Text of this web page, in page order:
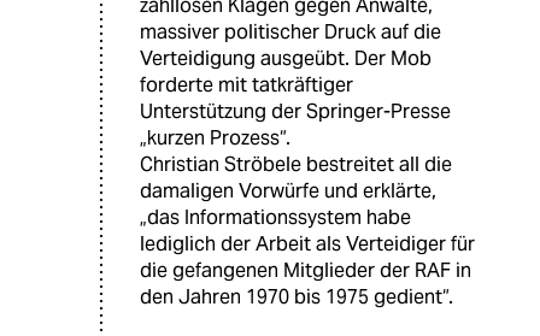
zahllosen Klagen gegen Anwälte,
massiver politischer Druck auf die
Verteidigung ausgeübt. Der Mob
forderte mit tatkräftiger
Unterstützung der Springer-Presse
„kurzen Prozess“.
Christian Ströbele bestreitet all die
damaligen Vorwürfe und erklärte,
„das Informationssystem habe
lediglich der Arbeit als Verteidiger für
die gefangenen Mitglieder der RAF in
den Jahren 1970 bis 1975 gedient“.